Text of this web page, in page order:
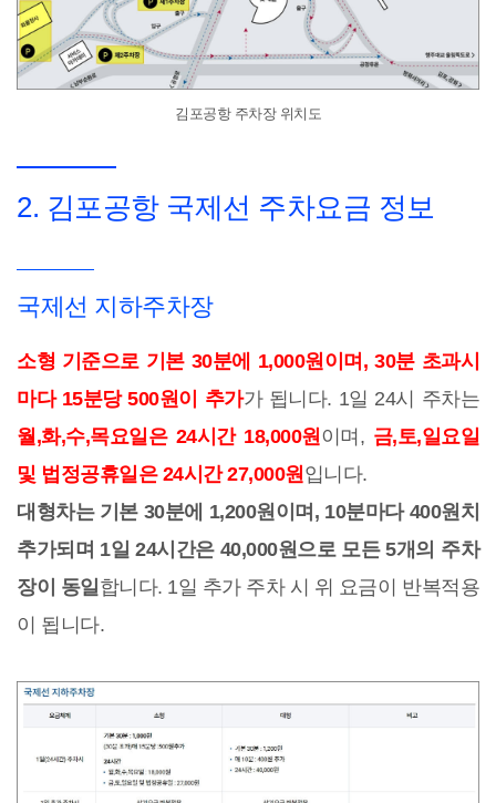
김포공항 주차장 위치도
2. 김포공항 국제선 주차요금 정보
국제선 지하주차장
소형 기준으로 기본 30분에 1,000원이며, 30분 초과시
마다 15분당 500원이 추가가 됩니다. 1일 24시 주차는
월,화,수,목요일은 24시간 18,000원이며, 금,토,일요일
및 법정공휴일은 24시간 27,000원입니다.
대형차는 기본 30분에 1,200원이며, 10분마다 400원치
추가되며 1일 24시간은 40,000원으로 모든 5개의 주차
장이 동일합니다. 1일 추가 주차 시 위 요금이 반복적용
이 됩니다.